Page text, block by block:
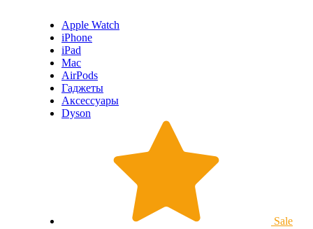
Apple Watch
iPhone
iPad
Mac
AirPods
Гаджеты
Аксессуары
Dyson
Sale